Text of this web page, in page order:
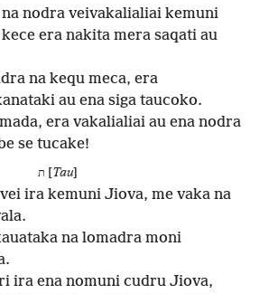
nodra veivakalialiai kemuni
era nakita mera saqati au
na kequ meca, era
au ena siga taucoko.
era vakalialiai au ena nodra
se tucake!
ת [Tau]
ira kemuni Jiova, me vaka na
na lomadra moni
ira ena nomuni cudru Jiova,